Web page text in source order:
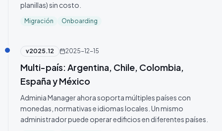
planillas) sin costo.
Migración Onboarding
v2025.12 2025-12-15
Multi-país: Argentina, Chile, Colombia,
España y México
Adminia Manager ahora soporta múltiples países con
monedas, normativas e idiomas locales. Un mismo
administrador puede operar edificios en diferentes países.